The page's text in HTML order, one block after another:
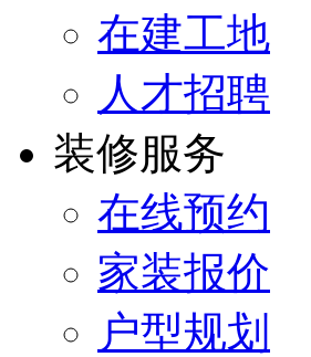
在建工地
人才招聘
装修服务
在线预约
家装报价
户型规划